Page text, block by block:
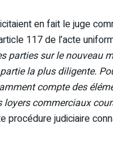
en fait le juge
117 de l’acte
parties sur le
la plus diligente.
compte des
loyers commerciaux
procédure judiciaire